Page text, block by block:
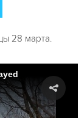
28 марта.